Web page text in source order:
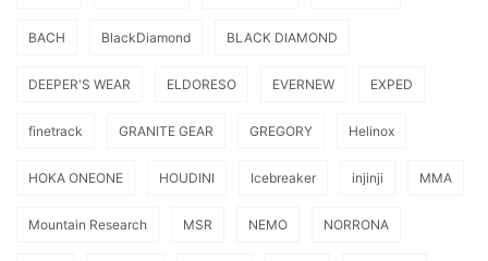
BACH BlackDiamond BLACK DIAMOND
DEEPER'S WEAR ELDORESO EVERNEW EXPED
finetrack GRANITE GEAR GREGORY Helinox
HOKA ONEONE HOUDINI Icebreaker injinji MMA
Mountain Research MSR NEMO NORRONA